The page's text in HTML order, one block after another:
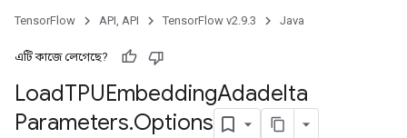
TensorFlow API, API TensorFlow v2.9.3 Java
এটি কাজে লেগেছে?
LoadTPUEmbeddingAdadelta
Parameters.Options